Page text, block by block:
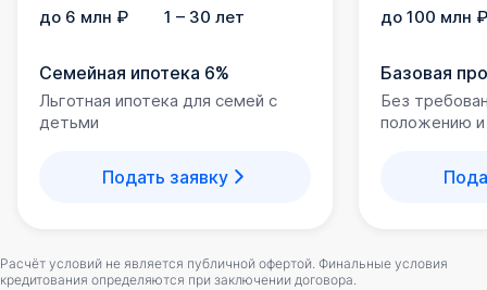
до 6 млн ₽ 1 – 30 лет
Семейная ипотека 6%
Льготная ипотека для семей с
детьми
Подать заявку
до 100 млн ₽
Базовая
Без
положению
Расчёт условий не является публичной офертой. Финальные условия
кредитования определяются при заключении договора.